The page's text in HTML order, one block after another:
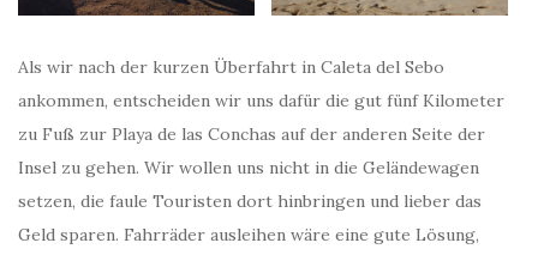
Als wir nach der kurzen Überfahrt in Caleta del Sebo
ankommen, entscheiden wir uns dafür die gut fünf Kilometer
zu Fuß zur Playa de las Conchas auf der anderen Seite der
Insel zu gehen. Wir wollen uns nicht in die Geländewagen
setzen, die faule Touristen dort hinbringen und lieber das
Geld sparen. Fahrräder ausleihen wäre eine gute Lösung,